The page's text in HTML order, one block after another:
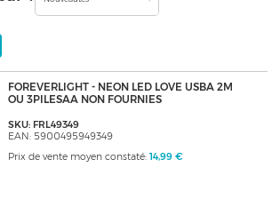
FOREVERLIGHT - NEON LED LOVE USBA 2M
OU 3PILESAA NON FOURNIES
SKU: FRL49349
EAN: 5900495949349
Prix de vente moyen constaté: 14,99 €